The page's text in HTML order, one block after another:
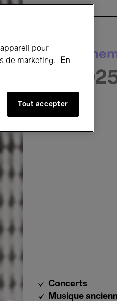
Concerts
Musique
pour
de marketing.
En
Tout accepter